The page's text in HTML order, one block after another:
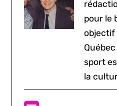
pour le
objectif
sport
la